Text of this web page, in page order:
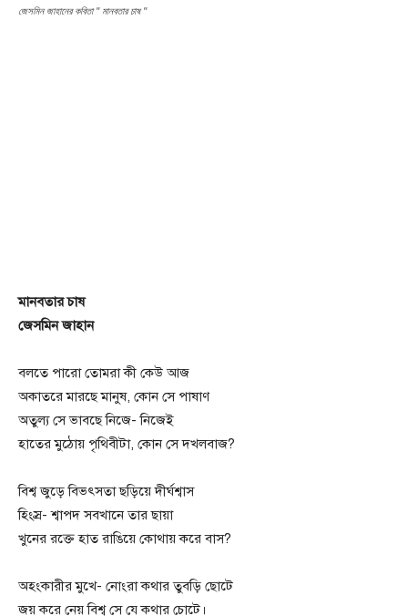
জেসমিন জাহানের কবিতা '' মানবতার চাষ ''
মানবতার চাষ
জেসমিন জাহান
বলতে পারো তোমরা কী কেউ আজ
অকাতরে মারছে মানুষ, কোন সে পাষাণ
অতুল্য সে ভাবছে নিজে- নিজেই
হাতের মুঠোয় পৃথিবীটা, কোন সে দখলবাজ?
বিশ্ব জুড়ে বিভৎসতা ছড়িয়ে দীর্ঘশ্বাস
হিংস্র- শ্বাপদ সবখানে তার ছায়া
খুনের রক্তে হাত রাঙিয়ে কোথায় করে বাস?
অহংকারীর মুখে- নোংরা কথার তুবড়ি ছোটে
জয় করে নেয় বিশ্ব সে যে কথার চোটে।